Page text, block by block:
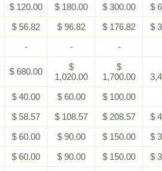
$ 120.00 $ 180.00 $ 300.00
$
$ 56.82 $ 96.82 $ 176.82
$
- - -
$ 680.00
$
1,020.00
$
1,700.00
$ 40.00 $ 60.00
$ 100.00
$ 58.57 $ 108.57 $ 208.57
$
$ 60.00 $ 90.00 $ 150.00
$
$ 60.00 $ 90.00 $ 150.00
$